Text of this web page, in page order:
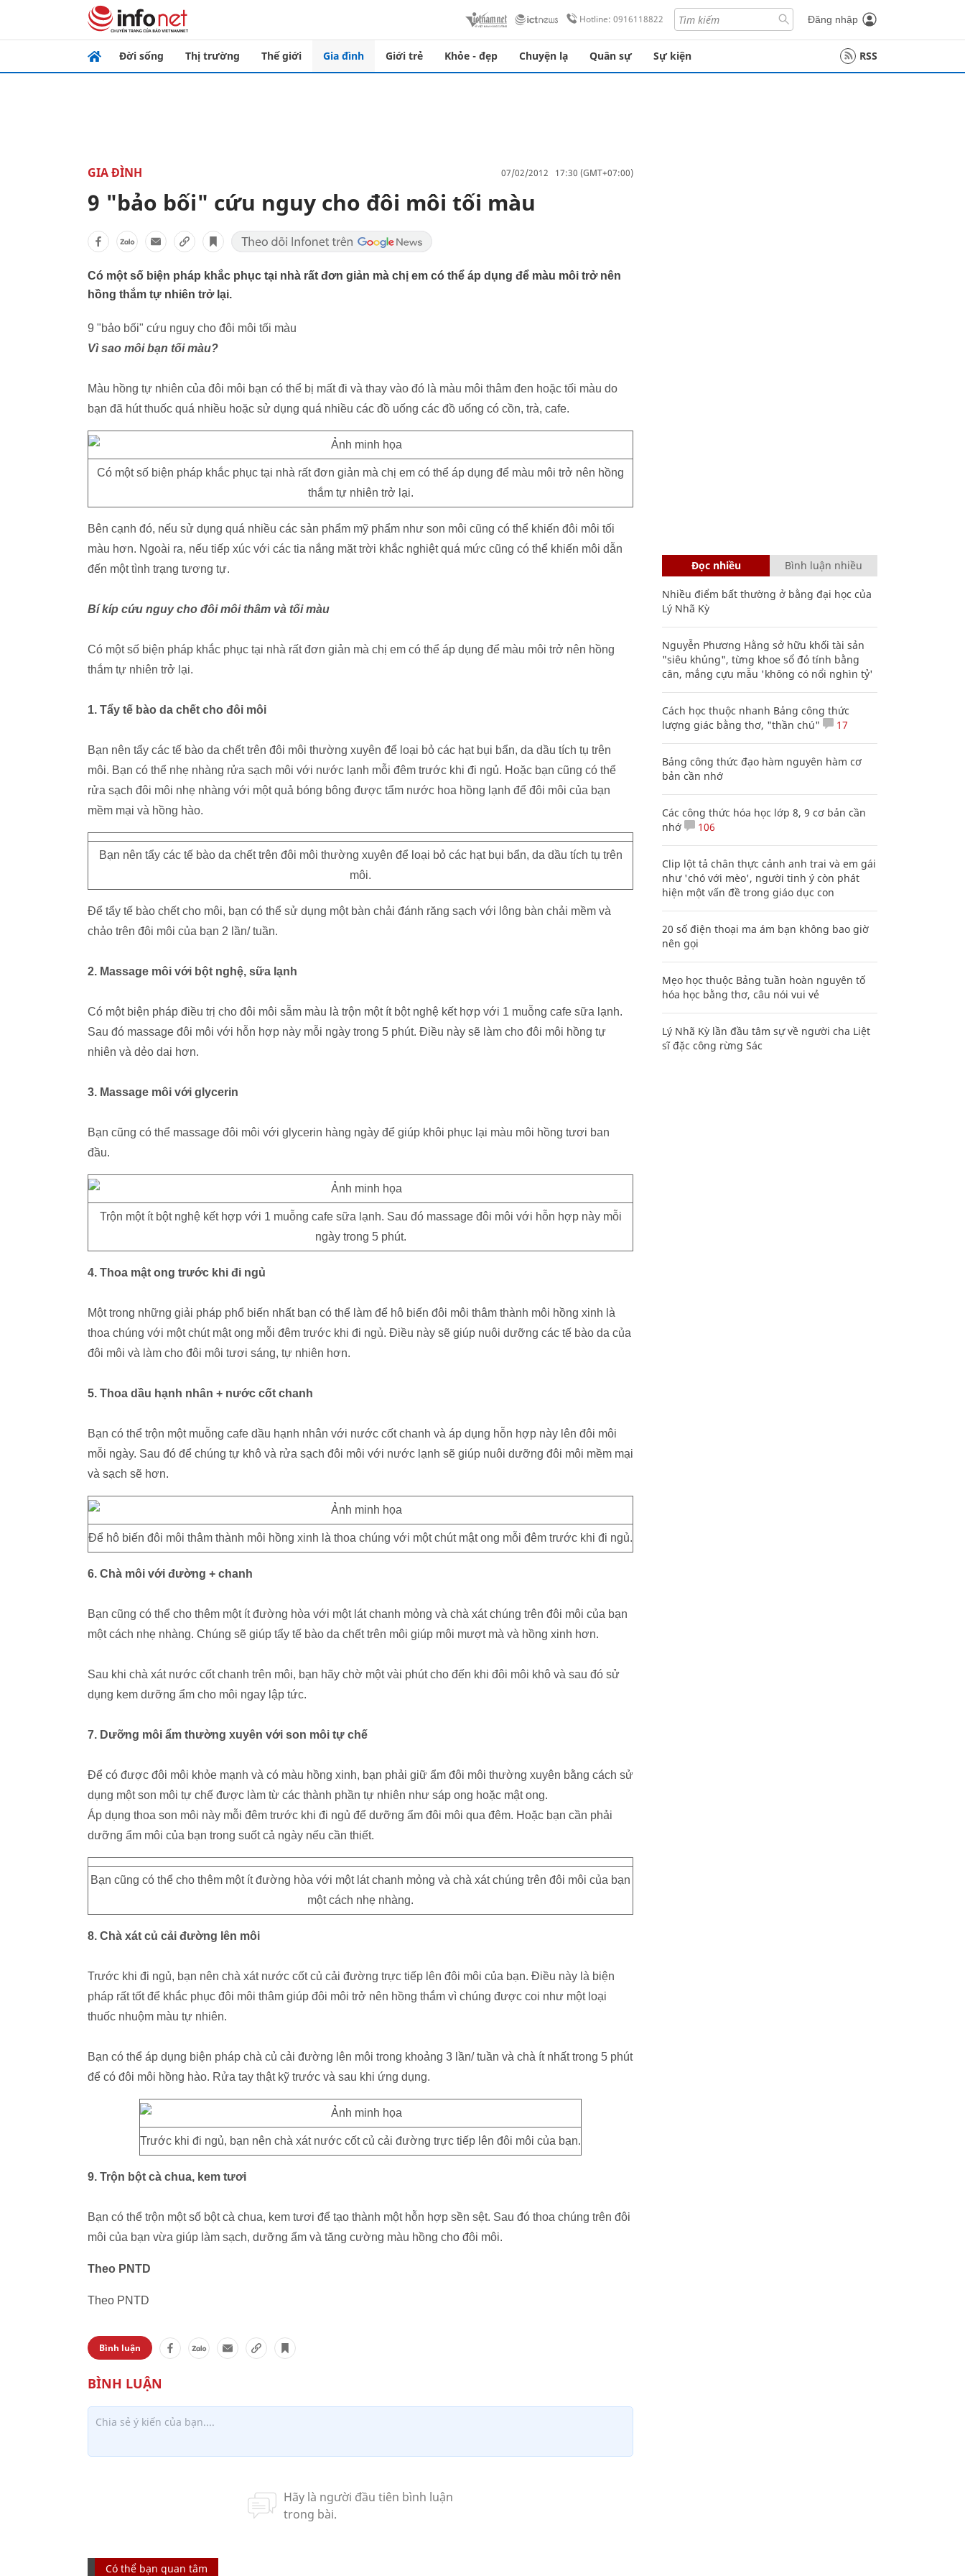
Hotline: 0916118822 Đăng nhập
Đời sống Thị trường Thế giới Gia đình Giới trẻ Khỏe - đẹp Chuyện lạ Quân sự Sự kiện RSS
GIA ĐÌNH 07/02/2012 17:30 (GMT+07:00)
9 "bảo bối" cứu nguy cho đôi môi tối màu
Có một số biện pháp khắc phục tại nhà rất đơn giản mà chị em có thể áp dụng để màu môi trở nên
hồng thắm tự nhiên trở lại.
9 "bảo bối" cứu nguy cho đôi môi tối màu
Vì sao môi bạn tối màu?
Màu hồng tự nhiên của đôi môi bạn có thể bị mất đi và thay vào đó là màu môi thâm đen hoặc tối màu do
bạn đã hút thuốc quá nhiều hoặc sử dụng quá nhiều các đồ uống các đồ uống có cồn, trà, cafe.
Có một số biện pháp khắc phục tại nhà rất đơn giản mà chị em có thể áp dụng để màu môi trở nên hồng
thắm tự nhiên trở lại.
Bên cạnh đó, nếu sử dụng quá nhiều các sản phẩm mỹ phẩm như son môi cũng có thể khiến đôi môi tối
màu hơn. Ngoài ra, nếu tiếp xúc với các tia nắng mặt trời khắc nghiệt quá mức cũng có thể khiến môi dẫn
đến một tình trạng tương tự.
Bí kíp cứu nguy cho đôi môi thâm và tối màu
Có một số biện pháp khắc phục tại nhà rất đơn giản mà chị em có thể áp dụng để màu môi trở nên hồng
thắm tự nhiên trở lại.
1. Tẩy tế bào da chết cho đôi môi
Bạn nên tẩy các tế bào da chết trên đôi môi thường xuyên để loại bỏ các hạt bụi bẩn, da dầu tích tụ trên
môi. Bạn có thể nhẹ nhàng rửa sạch môi với nước lạnh mỗi đêm trước khi đi ngủ. Hoặc bạn cũng có thể
rửa sạch đôi môi nhẹ nhàng với một quả bóng bông được tẩm nước hoa hồng lạnh để đôi môi của bạn
mềm mại và hồng hào.
Bạn nên tẩy các tế bào da chết trên đôi môi thường xuyên để loại bỏ các hạt bụi bẩn, da dầu tích tụ trên
môi.
Để tẩy tế bào chết cho môi, bạn có thể sử dụng một bàn chải đánh răng sạch với lông bàn chải mềm và
chảo trên đôi môi của bạn 2 lần/ tuần.
2. Massage môi với bột nghệ, sữa lạnh
Có một biện pháp điều trị cho đôi môi sẫm màu là trộn một ít bột nghệ kết hợp với 1 muỗng cafe sữa lạnh.
Sau đó massage đôi môi với hỗn hợp này mỗi ngày trong 5 phút. Điều này sẽ làm cho đôi môi hồng tự
nhiên và dẻo dai hơn.
3. Massage môi với glycerin
Bạn cũng có thể massage đôi môi với glycerin hàng ngày để giúp khôi phục lại màu môi hồng tươi ban
đầu.
Trộn một ít bột nghệ kết hợp với 1 muỗng cafe sữa lạnh. Sau đó massage đôi môi với hỗn hợp này mỗi
ngày trong 5 phút.
4. Thoa mật ong trước khi đi ngủ
Một trong những giải pháp phổ biến nhất bạn có thể làm để hô biến đôi môi thâm thành môi hồng xinh là
thoa chúng với một chút mật ong mỗi đêm trước khi đi ngủ. Điều này sẽ giúp nuôi dưỡng các tế bào da của
đôi môi và làm cho đôi môi tươi sáng, tự nhiên hơn.
5. Thoa dầu hạnh nhân + nước cốt chanh
Bạn có thể trộn một muỗng cafe dầu hạnh nhân với nước cốt chanh và áp dụng hỗn hợp này lên đôi môi
mỗi ngày. Sau đó để chúng tự khô và rửa sạch đôi môi với nước lạnh sẽ giúp nuôi dưỡng đôi môi mềm mại
và sạch sẽ hơn.
Để hô biến đôi môi thâm thành môi hồng xinh là thoa chúng với một chút mật ong mỗi đêm trước khi đi ngủ.
6. Chà môi với đường + chanh
Bạn cũng có thể cho thêm một ít đường hòa với một lát chanh mỏng và chà xát chúng trên đôi môi của bạn
một cách nhẹ nhàng. Chúng sẽ giúp tẩy tế bào da chết trên môi giúp môi mượt mà và hồng xinh hơn.
Sau khi chà xát nước cốt chanh trên môi, bạn hãy chờ một vài phút cho đến khi đôi môi khô và sau đó sử
dụng kem dưỡng ẩm cho môi ngay lập tức.
7. Dưỡng môi ẩm thường xuyên với son môi tự chế
Để có được đôi môi khỏe mạnh và có màu hồng xinh, bạn phải giữ ẩm đôi môi thường xuyên bằng cách sử
dụng một son môi tự chế được làm từ các thành phần tự nhiên như sáp ong hoặc mật ong.
Áp dụng thoa son môi này mỗi đêm trước khi đi ngủ để dưỡng ẩm đôi môi qua đêm. Hoặc bạn cần phải
dưỡng ẩm môi của bạn trong suốt cả ngày nếu cần thiết.
Bạn cũng có thể cho thêm một ít đường hòa với một lát chanh mỏng và chà xát chúng trên đôi môi của bạn
một cách nhẹ nhàng.
8. Chà xát củ cải đường lên môi
Trước khi đi ngủ, bạn nên chà xát nước cốt củ cải đường trực tiếp lên đôi môi của bạn. Điều này là biện
pháp rất tốt để khắc phục đôi môi thâm giúp đôi môi trở nên hồng thắm vì chúng được coi như một loại
thuốc nhuộm màu tự nhiên.
Bạn có thể áp dụng biện pháp chà củ cải đường lên môi trong khoảng 3 lần/ tuần và chà ít nhất trong 5 phút
để có đôi môi hồng hào. Rửa tay thật kỹ trước và sau khi ứng dụng.
Trước khi đi ngủ, bạn nên chà xát nước cốt củ cải đường trực tiếp lên đôi môi của bạn.
9. Trộn bột cà chua, kem tươi
Bạn có thể trộn một số bột cà chua, kem tươi để tạo thành một hỗn hợp sền sệt. Sau đó thoa chúng trên đôi
môi của bạn vừa giúp làm sạch, dưỡng ẩm và tăng cường màu hồng cho đôi môi.
Theo PNTD
Theo PNTD
Bình luận
Có thể bạn quan tâm
Đọc nhiều Bình luận nhiều
Nhiều điểm bất thường ở bằng đại học của
Lý Nhã Kỳ
Nguyễn Phương Hằng sở hữu khối tài sản
"siêu khủng", từng khoe sổ đỏ tính bằng
cân, mắng cựu mẫu 'không có nổi nghìn tỷ'
Cách học thuộc nhanh Bảng công thức
lượng giác bằng thơ, "thần chú"
17
Bảng công thức đạo hàm nguyên hàm cơ
bản cần nhớ
Các công thức hóa học lớp 8, 9 cơ bản cần
nhớ
106
Clip lột tả chân thực cảnh anh trai và em gái
như 'chó với mèo', người tinh ý còn phát
hiện một vấn đề trong giáo dục con
20 số điện thoại ma ám bạn không bao giờ
nên gọi
Mẹo học thuộc Bảng tuần hoàn nguyên tố
hóa học bằng thơ, câu nói vui vẻ
Lý Nhã Kỳ lần đầu tâm sự về người cha Liệt
sĩ đặc công rừng Sác